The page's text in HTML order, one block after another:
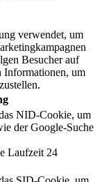
verwendet, um
Besucher auf
Informationen, um
NID-Cookie, um
der Google-Suche
Laufzeit 24